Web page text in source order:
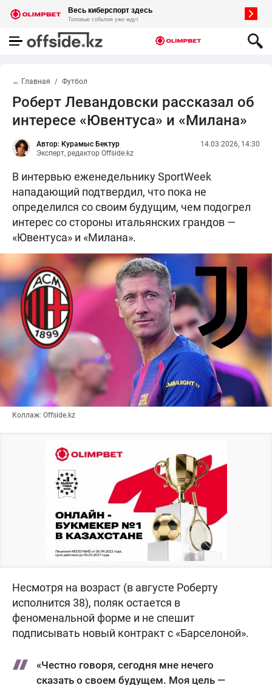
← Главная Футбол
Роберт Левандовски рассказал об
интересе «Ювентуса» и «Милана»
Автор: Курамыс Бектур
Эксперт, редактор Offside.kz
14.03.2026, 14:30
В интервью еженедельнику SportWeek
нападающий подтвердил, что пока не
определился со своим будущим, чем подогрел
интерес со стороны итальянских грандов —
«Ювентуса» и «Милана».
Коллаж: Offside.kz
Несмотря на возраст (в августе Роберту
исполнится 38), поляк остается в
феноменальной форме и не спешит
подписывать новый контракт с «Барселоной».
«Честно говоря, сегодня мне нечего
сказать о своем будущем. Моя цель —